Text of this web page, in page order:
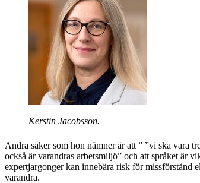
Kerstin Jacobsson.
Andra saker som hon nämner är att ” ”vi ska vara
också är varandras arbetsmiljö” och att språket är
expertjargonger kan innebära risk för missförstånd
varandra.